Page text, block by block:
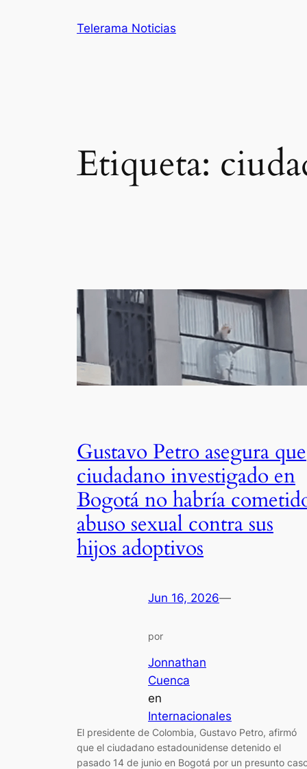
Telerama Noticias
Etiqueta:
Gustavo Petro asegura que
ciudadano investigado en
Bogotá no habría
abuso sexual contra sus
hijos adoptivos
Jun 16, 2026—
por
Jonnathan
Cuenca
en
Internacionales
El presidente de Colombia, Gustavo Petro, afirmó
que el ciudadano estadounidense detenido el
pasado 14 de junio en Bogotá por un presunto